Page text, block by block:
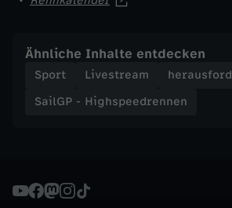
Ähnliche Inhalte entdecken
Sport Livestream
SailGP - Highspeedrennen